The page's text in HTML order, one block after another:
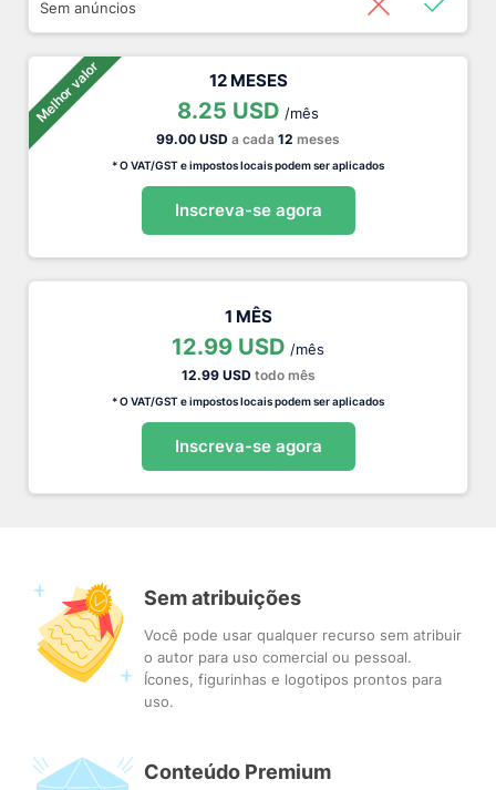
Sem anúncios
Melhor valor 12 MESES
8.25 USD /mês
99.00 USD a cada 12 meses
* O VAT/GST e impostos locais podem ser aplicados
Inscreva-se agora
1 MÊS
12.99 USD /mês
12.99 USDtodo mês
* O VAT/GST e impostos locais podem ser aplicados
Inscreva-se agora
Sem atribuições
Você pode usar qualquer recurso sem atribuir
o autor para uso comercial ou pessoal.
Ícones, figurinhas e logotipos prontos para
uso.
Conteúdo Premium